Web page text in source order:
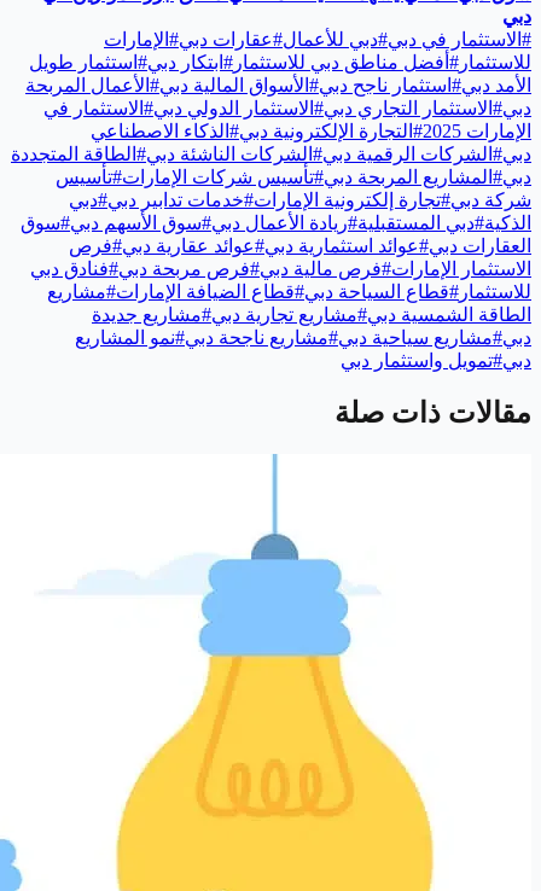
دبي
# الاستثمار في دبي#دبي للأعمال#عقارات دبي# الإمارات
للاستثمار # أفضل مناطق دبي للاستثمار # ابتكار دبي# استثمار طويل
الأمد دبي# استثمار ناجح دبي# الأسواق المالية دبي# الأعمال المربحة
دبي# الاستثمار التجاري دبي# الاستثمار الدولي دبي# الاستثمار في
الإمارات 2025
# التجارة الإلكترونية دبي# الذكاء الاصطناعي
دبي# الشركات الرقمية دبي# الشركات الناشئة دبي# الطاقة المتجددة
دبي# المشاريع المربحة دبي#تأسيس شركات الإمارات#تأسيس
شركة دبي#تجارة إلكترونية الإمارات#خدمات تدابير دبي#دبي
الذكية#دبي المستقبلية#ريادة الأعمال دبي#سوق الأسهم دبي#سوق
العقارات دبي#عوائد استثمارية دبي#عوائد عقارية دبي#فرص
الاستثمار الإمارات#فرص مالية دبي#فرص مربحة دبي#فنادق دبي
للاستثمار #قطاع السياحة دبي#قطاع الضيافة الإمارات#مشاريع
الطاقة الشمسية دبي#مشاريع تجارية دبي#مشاريع جديدة
دبي#مشاريع سياحية دبي#مشاريع ناجحة دبي#نمو المشاريع
دبي#تمويل واستثمار دبي
مقالات ذات صلة